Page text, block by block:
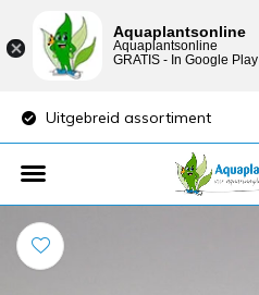
Uitgebreid assortiment
Aquaplantsonline
Aquaplantsonline
GRATIS - In Google Play